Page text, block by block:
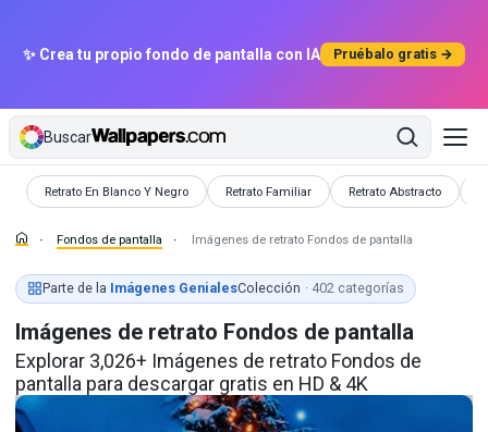
✨ Crea tu propio fondo de pantalla con IA Pruébalo gratis →
Buscar
Retrato En Blanco Y Negro
Fondos de pantalla Retrato Familiar
Fondos de pantalla Retrato Abstracto
Fondos de pantalla
Fondos de pantalla Imágenes de retrato Fondos de pantalla
Parte de la Imágenes GenialesColección · 402 categorías
Imágenes de retrato Fondos de pantalla
Explorar 3,026+ Imágenes de retrato Fondos de
pantalla para descargar gratis en HD & 4K